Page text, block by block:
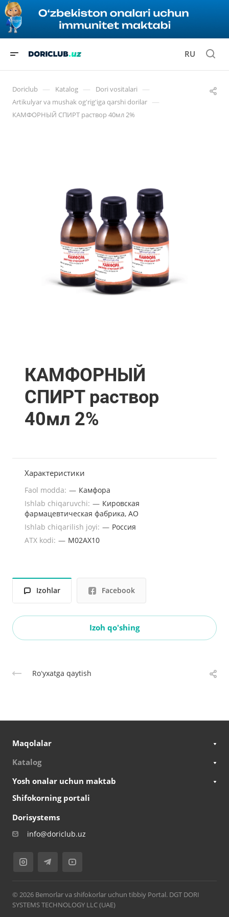
RU
Doriclub — Katalog — Dori vositalari —
Artikulyar va mushak og'rig'iga qarshi dorilar —
КАМФОРНЫЙ СПИРТ раствор 40мл 2%
КАМФОРНЫЙ
СПИРТ раствор
40мл 2%
Характеристики
Faol modda: — Камфора
Ishlab chiqaruvchi: — Кировская
фармацевтическая фабрика, АО
Ishlab chiqarilish joyi: — Россия
ATX kodi: — M02AХ10
Izohlar Facebook
Izoh qo'shing
Roʻyxatga qaytish
Maqolalar
Katalog
Yosh onalar uchun maktab
Shifokorning portali
Dorisystems
info@doriclub.uz
© 2026 Bemorlar va shifokorlar uchun tibbiy Portal. DGT DORI
SYSTEMS TECHNOLOGY LLC (UAE)